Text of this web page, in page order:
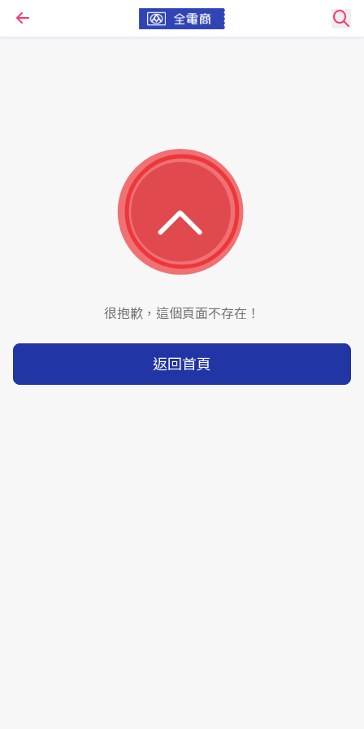
很抱歉，這個頁面不存在！
返回首頁